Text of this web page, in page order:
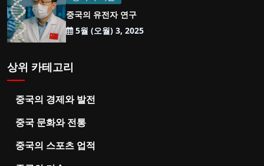
중국의 유전자 연구
5월 (오월) 3, 2025
상위 카테고리
중국의 경제와 발전
중국 문화와 전통
중국의 스포츠 업적